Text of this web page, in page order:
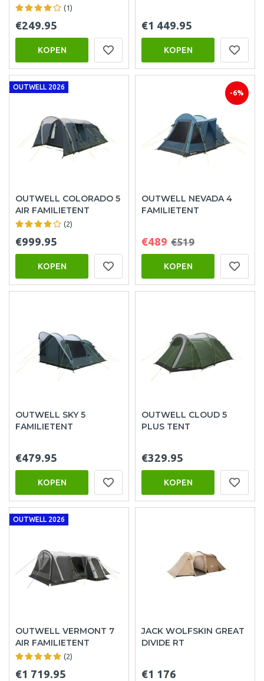
(1)
€249.95
KOPEN
€1 449.95
KOPEN
OUTWELL 2026
OUTWELL COLORADO 5
AIR FAMILIETENT
(2)
€999.95
KOPEN
-6%
OUTWELL NEVADA 4
FAMILIETENT
€489 €519
KOPEN
OUTWELL SKY 5
FAMILIETENT
€479.95
KOPEN
OUTWELL CLOUD 5
PLUS TENT
€329.95
KOPEN
OUTWELL 2026
OUTWELL VERMONT 7
AIR FAMILIETENT
(2)
€1 719.95
JACK WOLFSKIN GREAT
DIVIDE RT
€1 176